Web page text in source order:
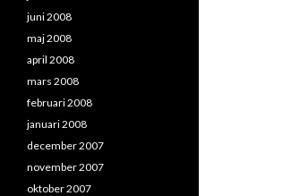
juni 2008
maj 2008
april 2008
mars 2008
februari 2008
januari 2008
december 2007
november 2007
oktober 2007